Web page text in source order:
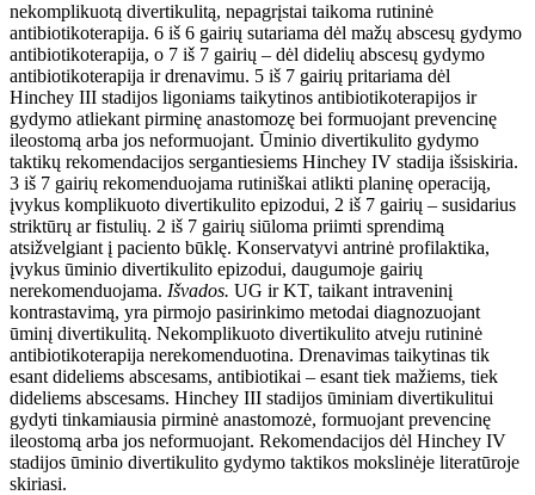
nekomplikuotą divertikulitą, nepagrįstai taikoma rutininė
antibiotikoterapija. 6 iš 6 gairių sutariama dėl mažų abscesų gydymo
antibiotikoterapija, o 7 iš 7 gairių – dėl didelių abscesų gydymo
antibiotikoterapija ir drenavimu. 5 iš 7 gairių pritariama dėl
Hinchey III stadijos ligoniams taikytinos antibiotikoterapijos ir
gydymo atliekant pirminę anastomozę bei formuojant prevencinę
ileostomą arba jos neformuojant. Ūminio divertikulito gydymo
taktikų rekomendacijos sergantiesiems Hinchey IV stadija išsiskiria.
3 iš 7 gairių rekomenduojama rutiniškai atlikti planinę operaciją,
įvykus komplikuoto divertikulito epizodui, 2 iš 7 gairių – susidarius
striktūrų ar fistulių. 2 iš 7 gairių siūloma priimti sprendimą
atsižvelgiant į paciento būklę. Konservatyvi antrinė profilaktika,
įvykus ūminio divertikulito epizodui, daugumoje gairių
nerekomenduojama. Išvados. UG ir KT, taikant intraveninį
kontrastavimą, yra pirmojo pasirinkimo metodai diagnozuojant
ūminį divertikulitą. Nekomplikuoto divertikulito atveju rutininė
antibiotikoterapija nerekomenduotina. Drenavimas taikytinas tik
esant dideliems abscesams, antibiotikai – esant tiek mažiems, tiek
dideliems abscesams. Hinchey III stadijos ūminiam divertikulitui
gydyti tinkamiausia pirminė anastomozė, formuojant prevencinę
ileostomą arba jos neformuojant. Rekomendacijos dėl Hinchey IV
stadijos ūminio divertikulito gydymo taktikos mokslinėje literatūroje
skiriasi.